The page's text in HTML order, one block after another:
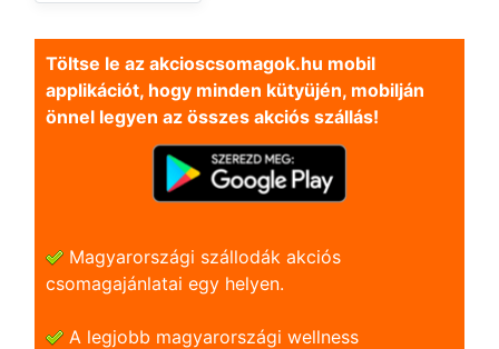
Töltse le az akcioscsomagok.hu mobil
applikációt, hogy minden kütyüjén, mobilján
önnel legyen az összes akciós szállás!
Magyarországi szállodák akciós
csomagajánlatai egy helyen.
A legjobb magyarországi wellness